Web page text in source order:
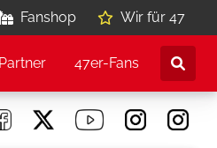
Fanshop Wir für 47
47er-Fans